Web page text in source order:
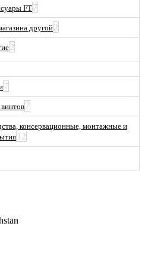
FT7
другой2
2
7
7
консервационные, монтажные и
12